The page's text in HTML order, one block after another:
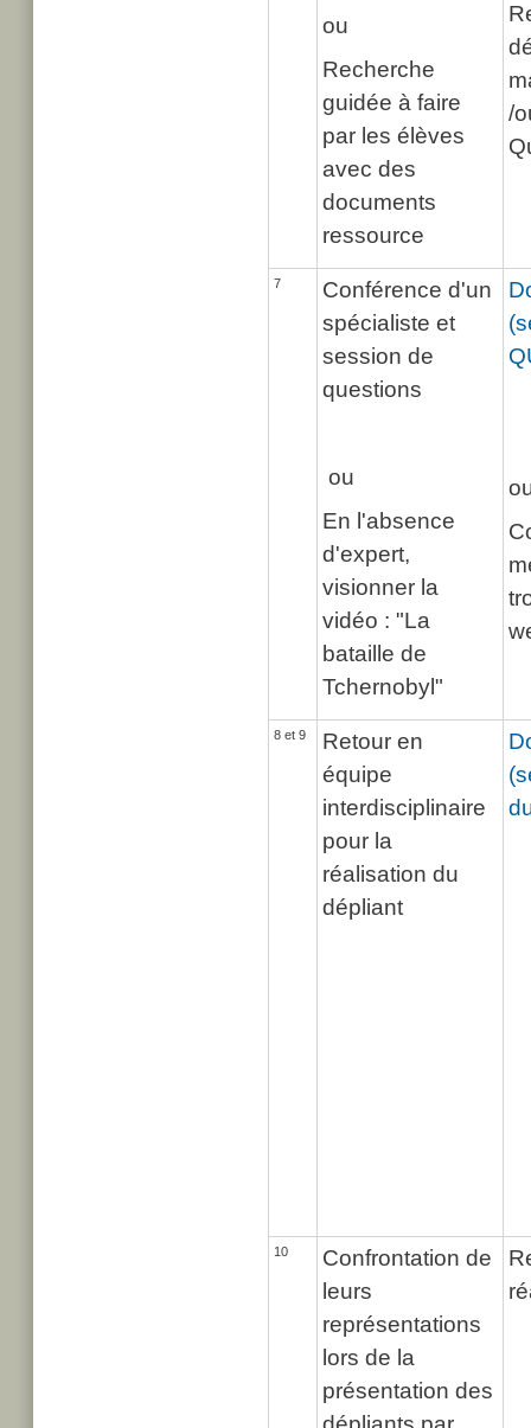
ou
Recherche
guidée à faire
par les élèves
avec des
documents
ressource
/
7
Conférence d'un
spécialiste et
session de
questions
ou
En l'absence
d'expert,
visionner la
vidéo : "La
bataille de
Tchernobyl"
8 et 9
Retour en
équipe
interdisciplinaire
pour la
réalisation du
dépliant
10
Confrontation de
leurs
représentations
lors de la
présentation des